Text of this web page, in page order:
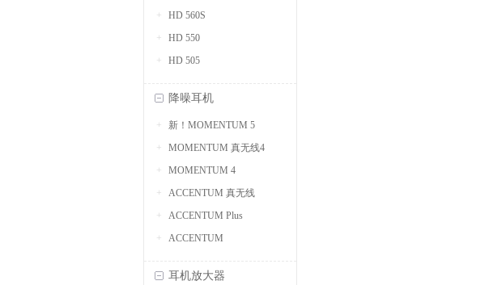
HD 560S
HD 550
HD 505
降噪耳机
新！MOMENTUM 5
MOMENTUM 真无线4
MOMENTUM 4
ACCENTUM 真无线
ACCENTUM Plus
ACCENTUM
耳机放大器